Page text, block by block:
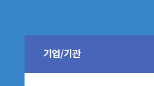
기업/기관